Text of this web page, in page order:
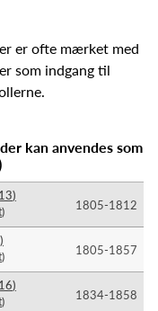
er ofte mærket med
som indgang til
kan anvendes som
13)
) 1805-​1812
)
) 1805-​1857
16)
) 1834-​1858